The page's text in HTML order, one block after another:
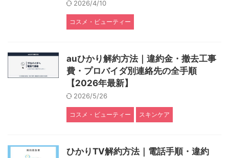
2026/4/10
コスメ・ビューティー
auひかり解約方法｜違約金・撤去工事
費・プロバイダ別連絡先の全手順
【2026年最新】
2026/5/26
コスメ・ビューティー スキンケア
ひかりTV解約方法｜電話手順・違約